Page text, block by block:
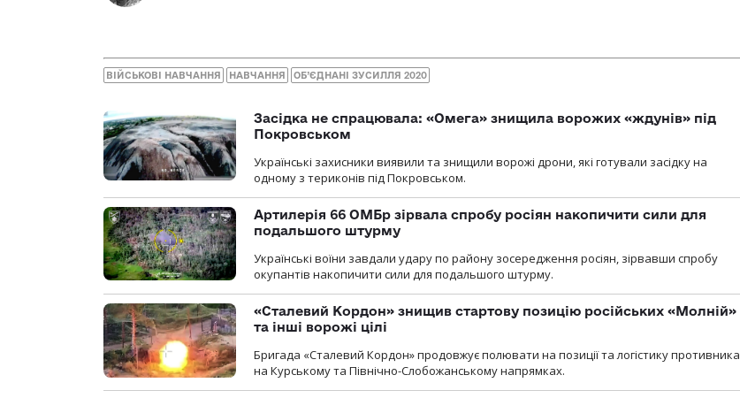
ВІЙСЬКОВІ НАВЧАННЯ НАВЧАННЯ ОБ’ЄДНАНІ ЗУСИЛЛЯ 2020
Засідка не спрацювала: «Омега» знищила ворожих «ждунів» під
Покровськом
Українські захисники виявили та знищили ворожі дрони, які готували засідку на
одному з териконів під Покровськом.
Артилерія 66 ОМБр зірвала спробу росіян накопичити сили для
подальшого штурму
Українські воїни завдали удару по району зосередження росіян, зірвавши спробу
окупантів накопичити сили для подальшого штурму.
«Сталевий Кордон» знищив стартову позицію російських «Молній»
та інші ворожі цілі
Бригада «Сталевий Кордон» продовжує полювати на позиції та логістику противника
на Курському та Північно-Слобожанському напрямках.